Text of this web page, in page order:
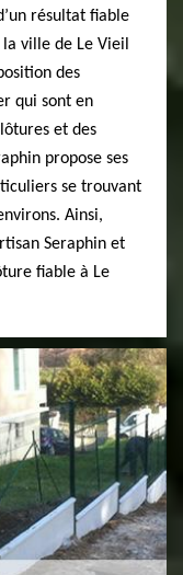
résultat fiable
ville de Le Vieil
des
qui sont en
et des
propose ses
se trouvant
Ainsi,
Seraphin et
fiable à Le